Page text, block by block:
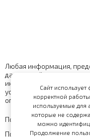
Любая информация,
данном сайте, носит
информационный
условиях не является
определяемой
Политика обработки
Политика
Сайт
корректной
используемые для
которые не
можно
Продолжение